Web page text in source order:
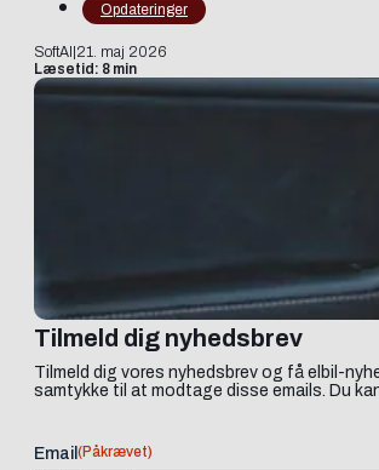
Opdateringer
SoftAI 21. maj 2026
Læsetid: 8 min
Tilmeld dig nyhedsbrev
Tilmeld dig vores nyhedsbrev og få elbil-
samtykke til at modtage disse emails. Du
Email (Påkrævet)